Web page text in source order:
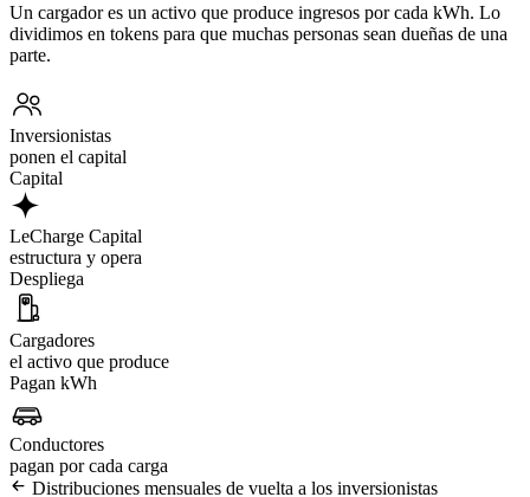
Un cargador es un activo que produce ingresos por cada kWh. Lo
dividimos en tokens para que muchas personas sean dueñas de una
parte.
Inversionistas
ponen el capital
Capital
LeCharge Capital
estructura y opera
Despliega
Cargadores
el activo que produce
Pagan kWh
Conductores
pagan por cada carga
Distribuciones mensuales de vuelta a los inversionistas